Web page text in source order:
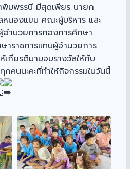
มพรรนี มีสุดเพียร นายก
หนองแขม คณะผู้บริหาร และ
ำนวยการกองการศึกษา
าราชการแทนผู้อำนวยการ
เกียรติมามอบรางวัลให้กับ
นนะคะที่ทำให้กิจกรรมในวันนี้